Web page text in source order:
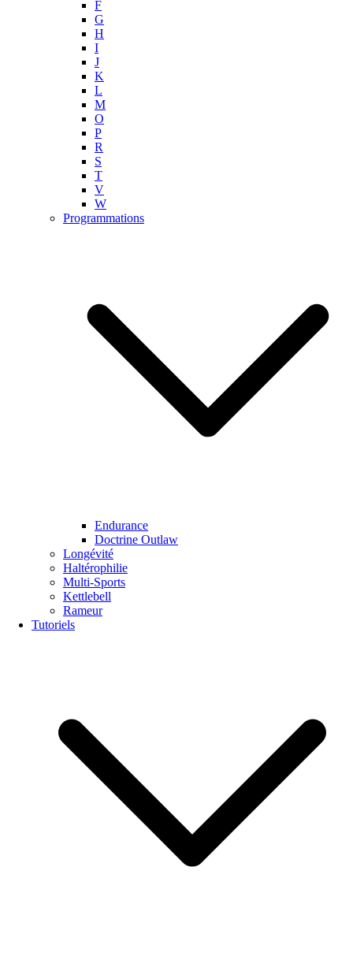
F
G
H
I
J
K
L
M
O
P
R
S
T
V
W
Programmations
Endurance
Doctrine Outlaw
Longévité
Haltérophilie
Multi-Sports
Kettlebell
Rameur
Tutoriels